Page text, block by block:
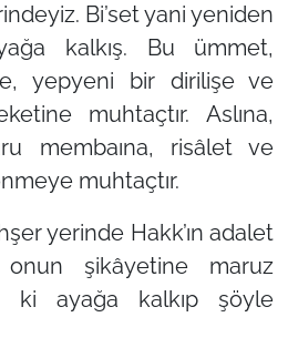
Bi’set yani yeniden
kalkış. Bu ümmet,
yepyeni bir dirilişe ve
muhtaçtır. Aslına,
membaına, risâlet ve
muhtaçtır.
yerinde Hakk’ın adalet
onun şikâyetine maruz
ki ayağa kalkıp şöyle